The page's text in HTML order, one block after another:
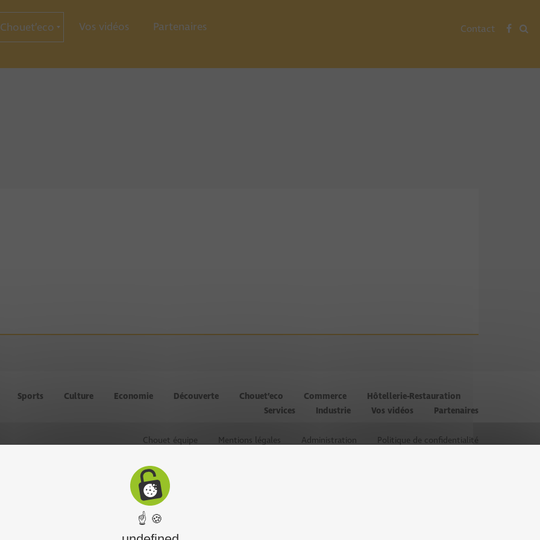
Chouet’eco Vos vidéos Partenaires Contact
Sports Culture Economie Découverte Chouet’eco Commerce
Hôtellerie-Restauration
Services
Industrie Vos vidéos Partenaires
Chouet équipe Mentions légales Administration Politique de confidentialité
☝ 🍪